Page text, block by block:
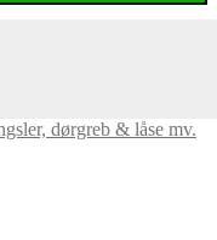
dørgreb & låse mv.